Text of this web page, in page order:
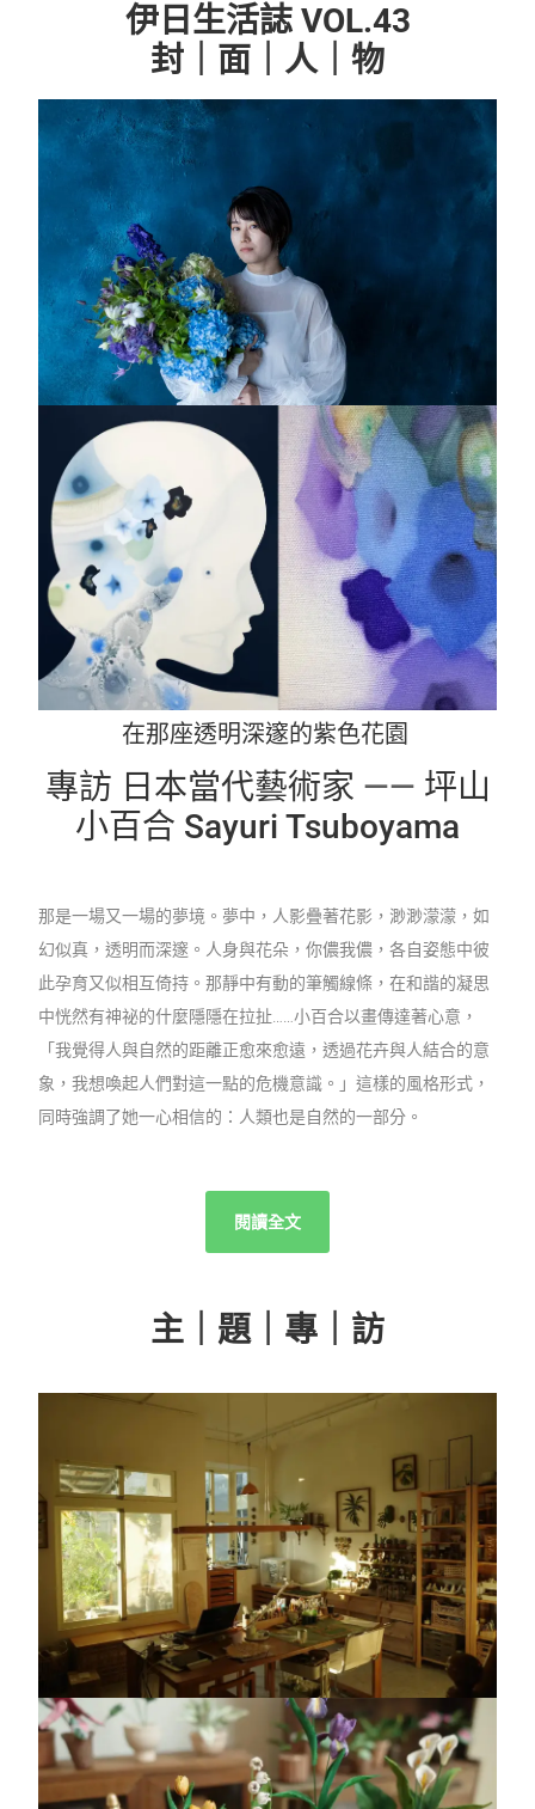
伊日生活誌 VOL.43
封｜面｜人｜物
在那座透明深邃的紫⾊花園
專訪 日本當代藝術家 —— 坪山
小百合 Sayuri Tsuboyama
那是⼀場又⼀場的夢境。夢中，⼈影疊著花影，渺渺濛濛，如
幻似真，透明⽽深邃。⼈身與花朵，你儂我儂，各⾃姿態中彼
此孕育又似相互倚持。那靜中有動的筆觸線條，在和諧的凝思
中恍然有神祕的什麼隱隱在拉扯……⼩百合以畫傳達著⼼意，
「我覺得⼈與⾃然的距離正愈來愈遠，透過花卉與⼈結合的意
象，我想喚起⼈們對這⼀點的危機意識。」這樣的風格形式，
同時強調了她⼀⼼相信的：⼈類也是⾃然的⼀部分。
閱讀全文
主｜題｜專｜訪